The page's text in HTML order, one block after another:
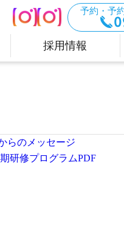
予約・予
採用情報
らのメッセージ
研修プログラムPDF